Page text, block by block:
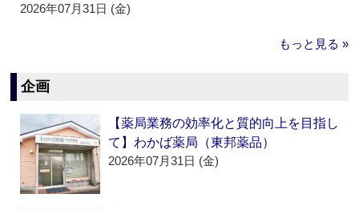
2026年07月31日 (金)
もっと見る »
企画
【薬局業務の効率化と質的向上を目指し
て】わかば薬局（東邦薬品）
2026年07月31日 (金)